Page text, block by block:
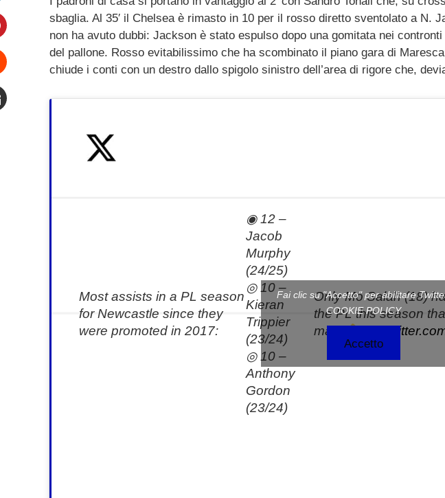
sbaglia. Al 35′ il Chelsea è rimasto in 10 per il rosso diretto sventolato a N.
non ha avuto dubbi: Jackson è stato espulso dopo una gomitata nei
del pallone. Rosso evitabilissimo che ha scombinato il piano gara di
chiude i conti con un destro dallo spigolo sinistro dell’area di rigore che,
Most assists in a PL season
for Newcastle since they
were promoted in 2017:
◉ 12 –
Jacob
Murphy
(24/25)
◎ 10 –
Kieran
Trippier
(23/24)
◎ 10 –
Anthony
Gordon
(23/24)
Only Mo Salah (18)
the PL this season
man.
Fai clic su "Accetto" per abilitare
COOKIE POLICY
Accetto